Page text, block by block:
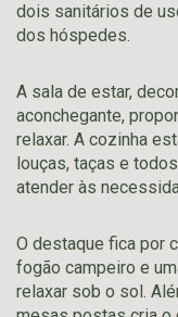
dois sanitários de
dos hóspedes.
A sala de estar,
aconchegante,
relaxar. A cozinha
louças, taças e
atender às
O destaque fica por
fogão campeiro e
relaxar sob o sol.